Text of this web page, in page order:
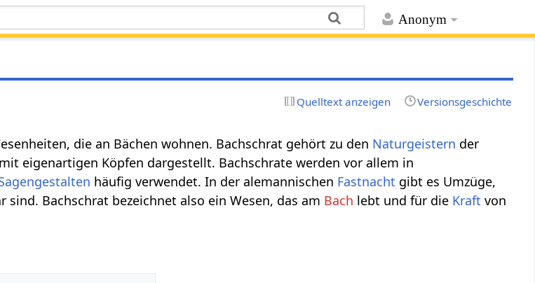
Anonym
Quelltext anzeigen Versionsgeschichte
die an Bächen wohnen. Bachschrat gehört zu den Naturgeistern der
eigenartigen Köpfen dargestellt. Bachschrate werden vor allem in
häufig verwendet. In der alemannischen Fastnacht gibt es Umzüge,
Bachschrat bezeichnet also ein Wesen, das am Bach lebt und für die Kraft von